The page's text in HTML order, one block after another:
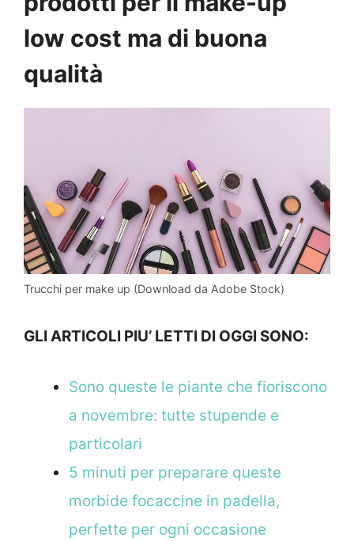
low cost ma di buona
qualità
Trucchi per make up (Download da Adobe Stock)
GLI ARTICOLI PIU’ LETTI DI OGGI SONO:
Sono queste le piante che fioriscono
a novembre: tutte stupende e
particolari
5 minuti per preparare queste
morbide focaccine in padella,
perfette per ogni occasione